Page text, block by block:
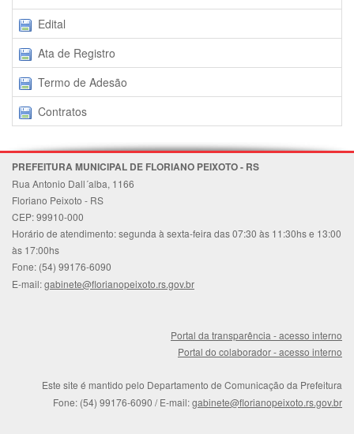
Edital
Ata de Registro
Termo de Adesão
Contratos
PREFEITURA MUNICIPAL DE FLORIANO PEIXOTO - RS
Rua Antonio Dall´alba, 1166
Floriano Peixoto - RS
CEP: 99910-000
Horário de atendimento: segunda à sexta-feira das 07:30 às 11:30hs e 13:00
às 17:00hs
Fone: (54) 99176-6090
E-mail:gabinete@florianopeixoto.rs.gov.br
Portal da transparência - acesso interno
Portal do colaborador - acesso interno
Este site é mantido pelo Departamento de Comunicação da Prefeitura
Fone: (54) 99176-6090 / E-mail:gabinete@florianopeixoto.rs.gov.br